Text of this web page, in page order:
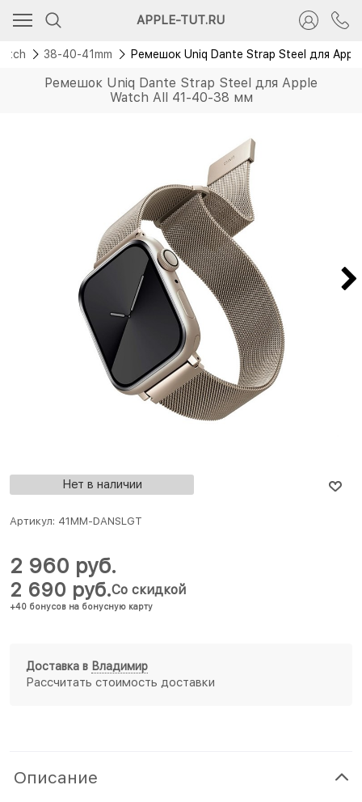
APPLE-TUT.RU
38-40-41mm Ремешок Uniq Dante Strap Steel для
Ремешок Uniq Dante Strap Steel для Apple
Watch All 41-40-38 мм
Нет в наличии
Артикул: 41MM-DANSLGT
2 690 руб.
+40 бонусов на бонусную карту
Со скидкой
2 960 руб.
Доставка в Владимир
Рассчитать стоимость доставки
Описание